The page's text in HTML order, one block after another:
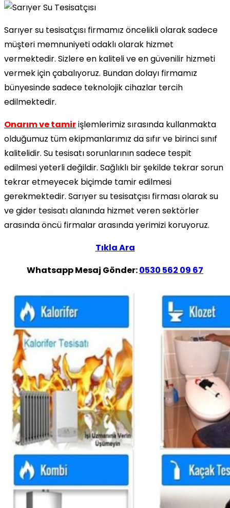
Sarıyer su tesisatçısı firmamız öncelikli olarak sadece
müşteri memnuniyeti odaklı olarak hizmet
vermektedir. Sizlere en kaliteli ve en güvenilir hizmeti
vermek için çabalıyoruz. Bundan dolayı firmamız
bünyesinde sadece teknolojik cihazlar tercih
edilmektedir.
Onarım ve tamirişlemlerimiz sırasında kullanmakta
olduğumuz tüm ekipmanlarımız da sıfır ve birinci sınıf
kalitelidir. Su tesisatı sorunlarının sadece tespit
edilmesi yeterli değildir. Sağlıklı bir şekilde tekrar sorun
tekrar etmeyecek biçimde tamir edilmesi
gerekmektedir. Sarıyer su tesisatçısı firması olarak su
ve gider tesisatı alanında hizmet veren sektörler
arasında öncü firmalar arasında yerimizi koruyoruz.
Tıkla Ara
Whatsapp Mesaj Gönder:0530 562 09 67